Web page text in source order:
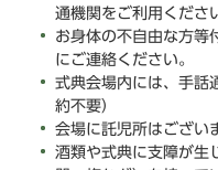
通機関をご利用くださ
お身体の不自由な方等
にご連絡ください。
式典会場内には、手話
約不要）
会場に託児所はござい
酒類や式典に支障が生